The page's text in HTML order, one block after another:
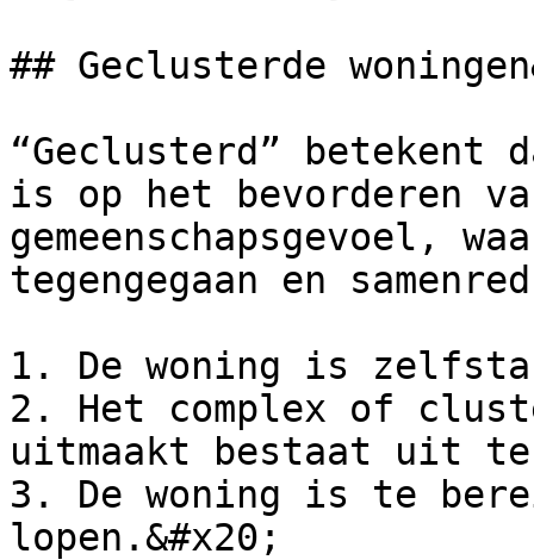
## Geclusterde
“Geclusterd” betekent
is op het bevorderen
gemeenschapsgevoel,
tegengegaan en
1. De woning is
2. Het complex of
uitmaakt bestaat uit
3. De woning is te
lopen.&#x20;